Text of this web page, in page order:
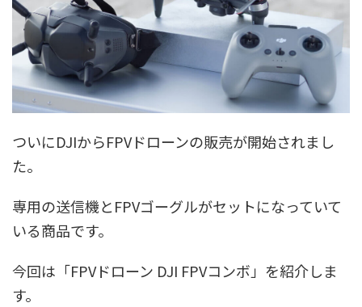
ついにDJIからFPVドローンの販売が開始されまし
た。
専用の送信機とFPVゴーグルがセットになっていて
いる商品です。
今回は「FPVドローン DJI FPVコンボ」を紹介しま
す。